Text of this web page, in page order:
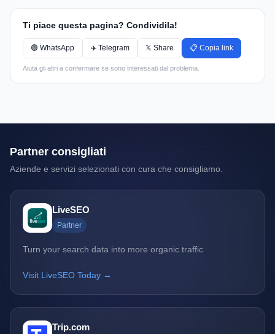
Ti piace questa pagina? Condividila!
🟢 WhatsApp ✈️ Telegram 𝕏 Share 📋 Copia link
Aiuta gli altri a confermare se sono interessati dal problema.
Partner consigliati
Aziende e servizi selezionati con cura che consigliamo.
LiveSEO
Partner
Turn your search data into more organic traffic
Visit LiveSEO Today →
Trip.com